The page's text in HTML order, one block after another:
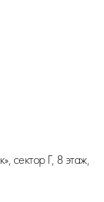
сектор Г, 8 этаж,